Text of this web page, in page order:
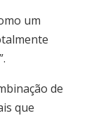
um
de
que